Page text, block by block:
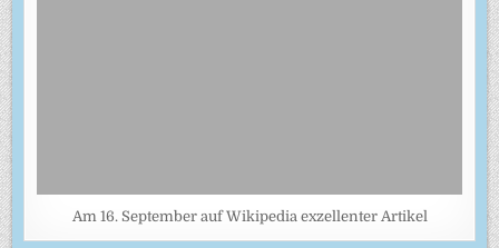
Am 16. September auf Wikipedia exzellenter Artikel